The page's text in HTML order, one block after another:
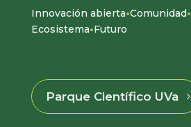
Innovación abierta·Comunidad·
Ecosistema·Futuro
Parque Científico UVa